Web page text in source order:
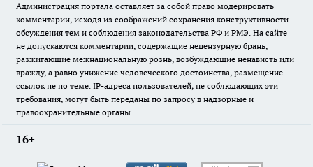
Администрация портала оставляет за собой право модерировать
комментарии, исходя из соображений сохранения конструктивности
обсуждения тем и соблюдения законодательства РФ и РМЭ. На сайте
не допускаются комментарии, содержащие нецензурную брань,
разжигающие межнациональную рознь, возбуждающие ненависть или
вражду, а равно унижение человеческого достоинства, размещение
ссылок не по теме. IP-адреса пользователей, не соблюдающих эти
требования, могут быть переданы по запросу в надзорные и
правоохранительные органы.
16+